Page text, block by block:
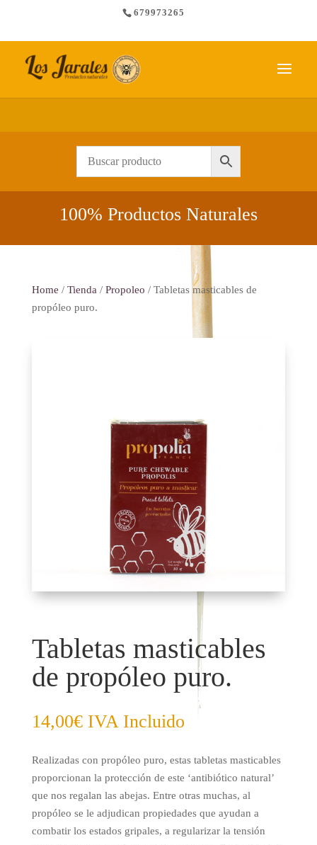
679973265
Envío gratis a partir de 65 €
100% Productos Naturales
Home / Tienda / Propoleo / Tabletas masticables de
propóleo puro.
Tabletas masticables
de propóleo puro.
14,00€ IVA Incluido
Realizadas con propóleo puro, estas tabletas masticables
proporcionan la protección de este ‘antibiótico natural’
que nos regalan las abejas. Entre otras muchas, al
propóleo se le adjudican propiedades que ayudan a
combatir los estados gripales, a regularizar la tensión